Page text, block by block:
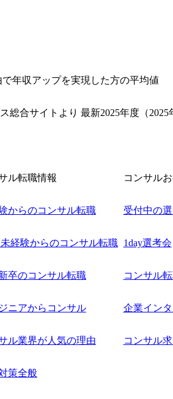
年収アップを実現した方の平均値
総合サイトより 最新2025年度（
ル転職情報
からのコンサル転職
経験からのコンサル転職
卒のコンサル転職
ニアからコンサル
ル業界が人気の理由
策全般
コンサル
受付中の
1day選考会
コンサル
企業イン
コンサル